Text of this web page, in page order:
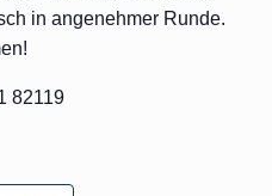
in angenehmer Runde.
82119